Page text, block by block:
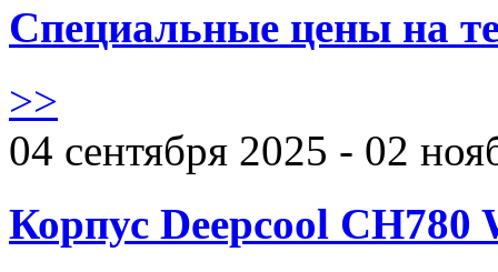
Специальные цены на
>>
04 сентября 2025 - 02
Корпус Deepcool CH780